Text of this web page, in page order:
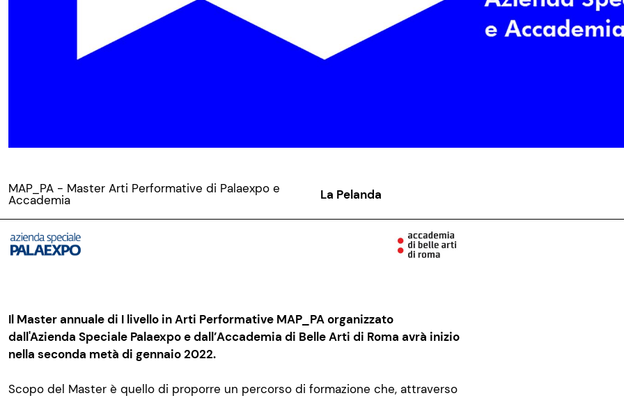
MAP_PA - Master Arti Performative di Palaexpo e
Accademia La Pelanda
Il Master annuale di I livello in Arti Performative MAP_PA organizzato
dall'Azienda Speciale Palaexpo e dall’Accademia di Belle Arti di Roma avrà inizio
nella seconda metà di gennaio 2022.
Scopo del Master è quello di proporre un percorso di formazione che, attraverso